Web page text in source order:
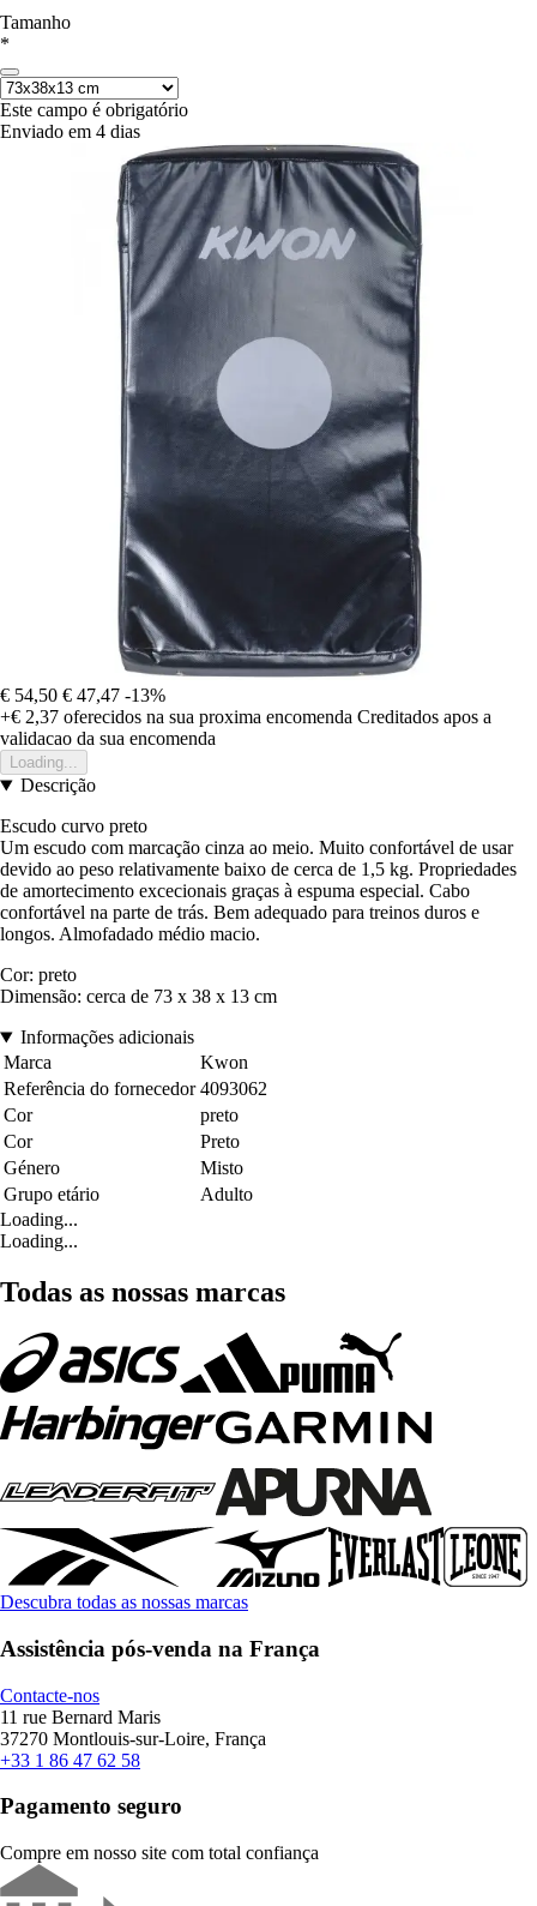
Tamanho
*
Este campo é obrigatório
Enviado em 4 dias
€ 54,50 € 47,47 -13%
+€ 2,37 oferecidos na sua proxima encomenda Creditados apos a
validacao da sua encomenda
Loading...
Descrição
Escudo curvo preto
Um escudo com marcação cinza ao meio. Muito confortável de usar
devido ao peso relativamente baixo de cerca de 1,5 kg. Propriedades
de amortecimento excecionais graças à espuma especial. Cabo
confortável na parte de trás. Bem adequado para treinos duros e
longos. Almofadado médio macio.
Cor: preto
Dimensão: cerca de 73 x 38 x 13 cm
Informações adicionais
Marca
Kwon
Referência do fornecedor 4093062
Cor
preto
Cor
Preto
Género
Misto
Grupo etário
Adulto
Loading...
Loading...
Todas as nossas marcas
Descubra todas as nossas marcas
Assistência pós-venda na França
Contacte-nos
11 rue Bernard Maris
37270 Montlouis-sur-Loire, França
+33 1 86 47 62 58
Pagamento seguro
Compre em nosso site com total confiança